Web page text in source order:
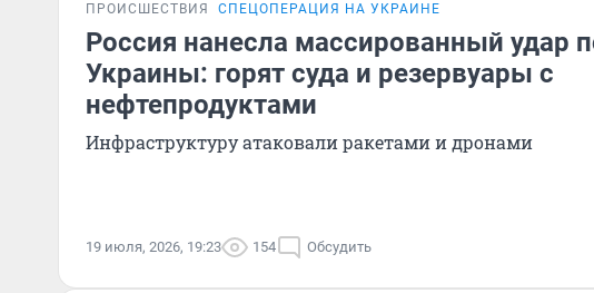
ПРОИСШЕСТВИЯ СПЕЦОПЕРАЦИЯ НА УКРАИНЕ
Россия нанесла массированный удар
Украины: горят суда и резервуары с
нефтепродуктами
Инфраструктуру атаковали ракетами и дронами
19 июля, 2026, 19:23 154 Обсудить